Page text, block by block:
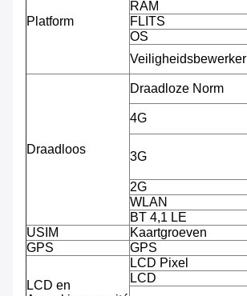
Platform
RAM
FLITS
OS
Veiligheidsbewerker
Draadloos
Draadloze Norm
4G
3G
2G
WLAN
BT 4,1 LE
USIM
Kaartgroeven
GPS
GPS
LCD en
LCD Pixel
LCD